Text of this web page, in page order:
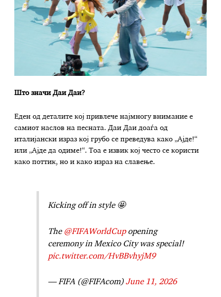
Што значи Даи Даи?
Еден од деталите кој привлече најмногу внимание е
самиот наслов на песната. Даи Даи доаѓа од
италијански израз кој грубо се преведува како „Ајде!“
или „Ајде да одиме!“. Тоа е извик кој често се користи
како поттик, но и како израз на славење.
Kicking off in style 🤩
The @FIFAWorldCupopening
ceremony in Mexico City was special!
pic.twitter.com/HvBBvhyjM9
— FIFA (@FIFAcom)June 11, 2026